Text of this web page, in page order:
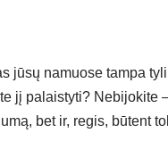
jūsų namuose tampa
jį palaistyti?
bet ir, regis, būtent